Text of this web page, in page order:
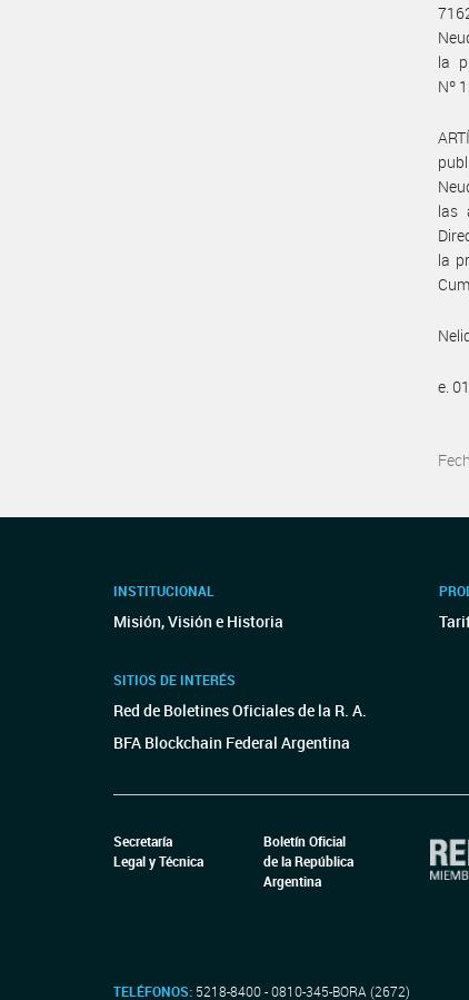
la
Nº
las
la
e.
INSTITUCIONAL
Misión, Visión e Historia
SITIOS DE INTERÉS
Red de Boletines Oficiales de la R. A.
BFA Blockchain Federal Argentina
Secretaría
Legal y Técnica
Boletín Oficial
de la República
Argentina
TELÉFONOS: 5218-8400 - 0810-345-BORA (2672)